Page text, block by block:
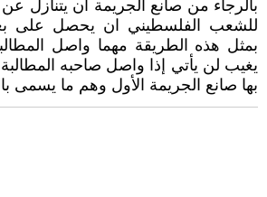
بالرجاء من صانع الجريمة ان يتنازل
للشعب الفلسطيني ان يحصل على
بمثل هذه الطريقة مهما واصل
يغيب لن يأتي إذا واصل صاحبه المطالبة
بها صانع الجريمة الأول وهم ما يسمى